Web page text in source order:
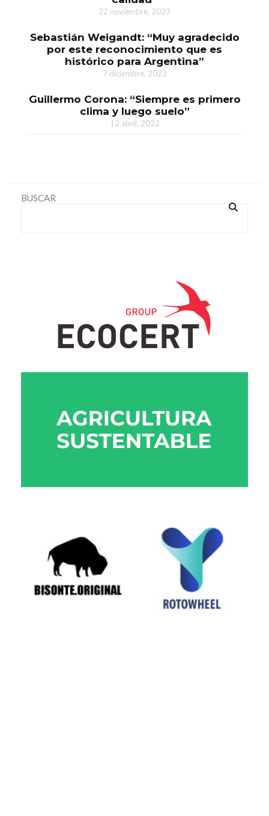
22 noviembre, 2023
Sebastián Weigandt: “Muy agradecido
por este reconocimiento que es
histórico para Argentina”
7 diciembre, 2023
Guillermo Corona: “Siempre es primero
clima y luego suelo”
12 abril, 2022
BUSCAR